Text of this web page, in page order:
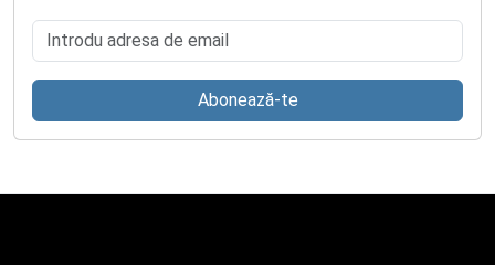
Introdu adresa de email
Abonează-te